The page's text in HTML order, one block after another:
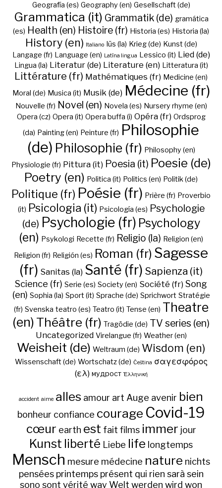
Geografía (es) Geography (en) Gesellschaft (de)
Grammatica (it) Grammatik (de) gramática
(es) Health (en) Histoire (fr) Historia (es) Historia (la)
History (en) Italiano Iūs (la) Krieg (de) Kunst (de)
Langage (fr) Language (en) Latīna lingua Lessico (it) Lied (de)
Lingua (la) Literatur (de) Literature (en) Litteratura (it)
Littérature (fr) Mathématiques (fr) Medicine (en)
Moral (de) Musica (it) Musik (de) Médecine (fr)
Nouvelle (fr) Novel (en) Novela (es) Nursery rhyme (en)
Opera (cz) Opera (it) Opera buffa (i) Opéra (fr) Ordsprog
(da) Painting (en) Peinture (fr) Philosophie
(de) Philosophie (fr) Philosophy (en)
Physiologie (fr) Pittura (it) Poesia (it) Poesie (de)
Poetry (en) Politica (it) Politics (en) Politik (de)
Politique (fr) Poésie (fr) Prière (fr) Proverbio
(it) Psicologia (it) Psicología (es) Psychologie
(de) Psychologie (fr) Psychology
(en) Psykologi Recette (fr) Religio (la) Religion (en)
Religion (fr) Religión (es) Roman (fr) Sagesse
(fr) Sanitas (la) Santé (fr) Sapienza (it)
Science (fr) Serie (es) Society (en) Société (fr) Song
(en) Sophia (la) Sport (it) Sprache (de) Sprichwort Stratégie
(fr) Svenska teatro (es) Teatro (it) Tense (en) Theatre
(en) Théâtre (fr) Tragödie (de) TV series (en)
Uncategorized Virelangue (fr) Weather (en)
Weisheit (de) Weltraum (de) Wisdom (en)
Wissenschaft (de) Wortschatz (de) Čeština σαγεσφόρος
(ελ) мудрост Ἑλληνική
accident aime alles amour art Auge avenir bien
bonheur confiance courage Covid-19
cœur earth est fait films immer jour
Kunst liberté Liebe life longtemps
Mensch mesure médecine nature nichts
pensées printemps présent qui rien sarà sein
sono sont vérité way Welt werden wird won